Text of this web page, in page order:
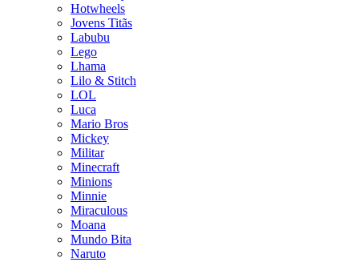
Hotwheels
Jovens Titãs
Labubu
Lego
Lhama
Lilo & Stitch
LOL
Luca
Mario Bros
Mickey
Militar
Minecraft
Minions
Minnie
Miraculous
Moana
Mundo Bita
Naruto